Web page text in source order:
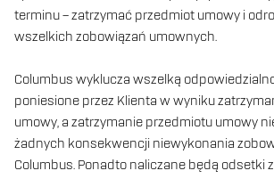
terminu – zatrzymać przedmiot umowy i
wszelkich zobowiązań umownych.
Columbus wyklucza wszelką
poniesione przez Klienta w wyniku
umowy, a zatrzymanie przedmiotu umowy
żadnych konsekwencji niewykonania
Columbus. Ponadto naliczane będą odsetki